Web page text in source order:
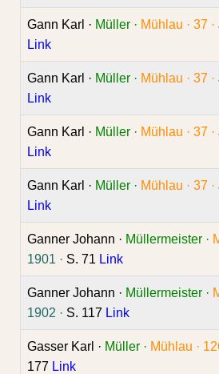
Gann Karl · Müller · Mühlau · 37 ·
Link
Gann Karl · Müller · Mühlau · 37 ·
Link
Gann Karl · Müller · Mühlau · 37 ·
Link
Gann Karl · Müller · Mühlau · 37 ·
Link
Ganner Johann · Müllermeister ·
1901 · S. 71 Link
Ganner Johann · Müllermeister ·
1902 · S. 117 Link
Gasser Karl · Müller · Mühlau ·
177 Link